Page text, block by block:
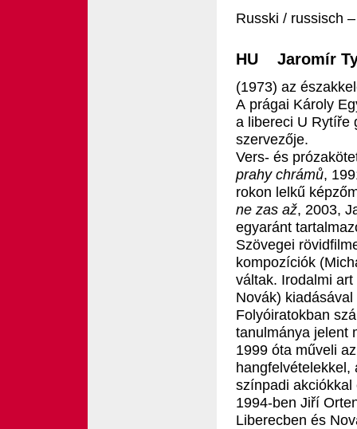
Russki / russisch
HU Jaromír
(1973) az
A prágai Károly
a libereci U Rytíře
szervezője.
Vers- és
prahy chrámů,
rokon lelkű
ne zas až, 2003,
egyaránt
Szövegei
kompozíciók
váltak. Irodalmi
Novák)
Folyóiratokban
tanulmánya jelent
1999 óta műveli
hangfelvételekkel,
színpadi akciókkal
1994-ben Jiří
Liberecben és